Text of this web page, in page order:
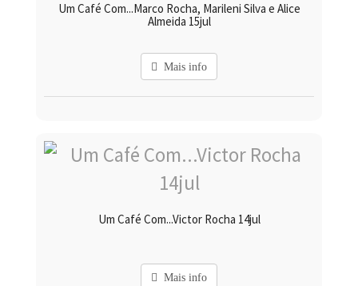
Um Café Com...Marco Rocha, Marileni Silva e Alice
Almeida 15jul
Mais info
Um Café Com...Victor Rocha 14jul
Mais info